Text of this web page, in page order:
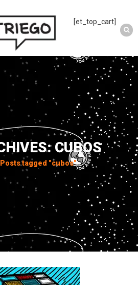
[et_top_cart]
CUBOS
Posts tagged "cubos"